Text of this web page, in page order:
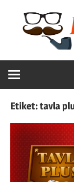
content
Haber,
Blogların
Amcası
Etiket:tavla